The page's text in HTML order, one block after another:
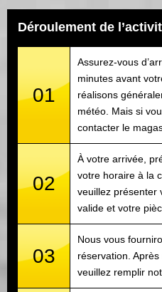
Déroulement de
01
Assurez-vous
minutes avant
réalisons
météo. Mais si
contacter le
02
À votre arrivée,
votre horaire à la
veuillez présenter
valide et votre
03
Nous vous
réservation.
veuillez remplir